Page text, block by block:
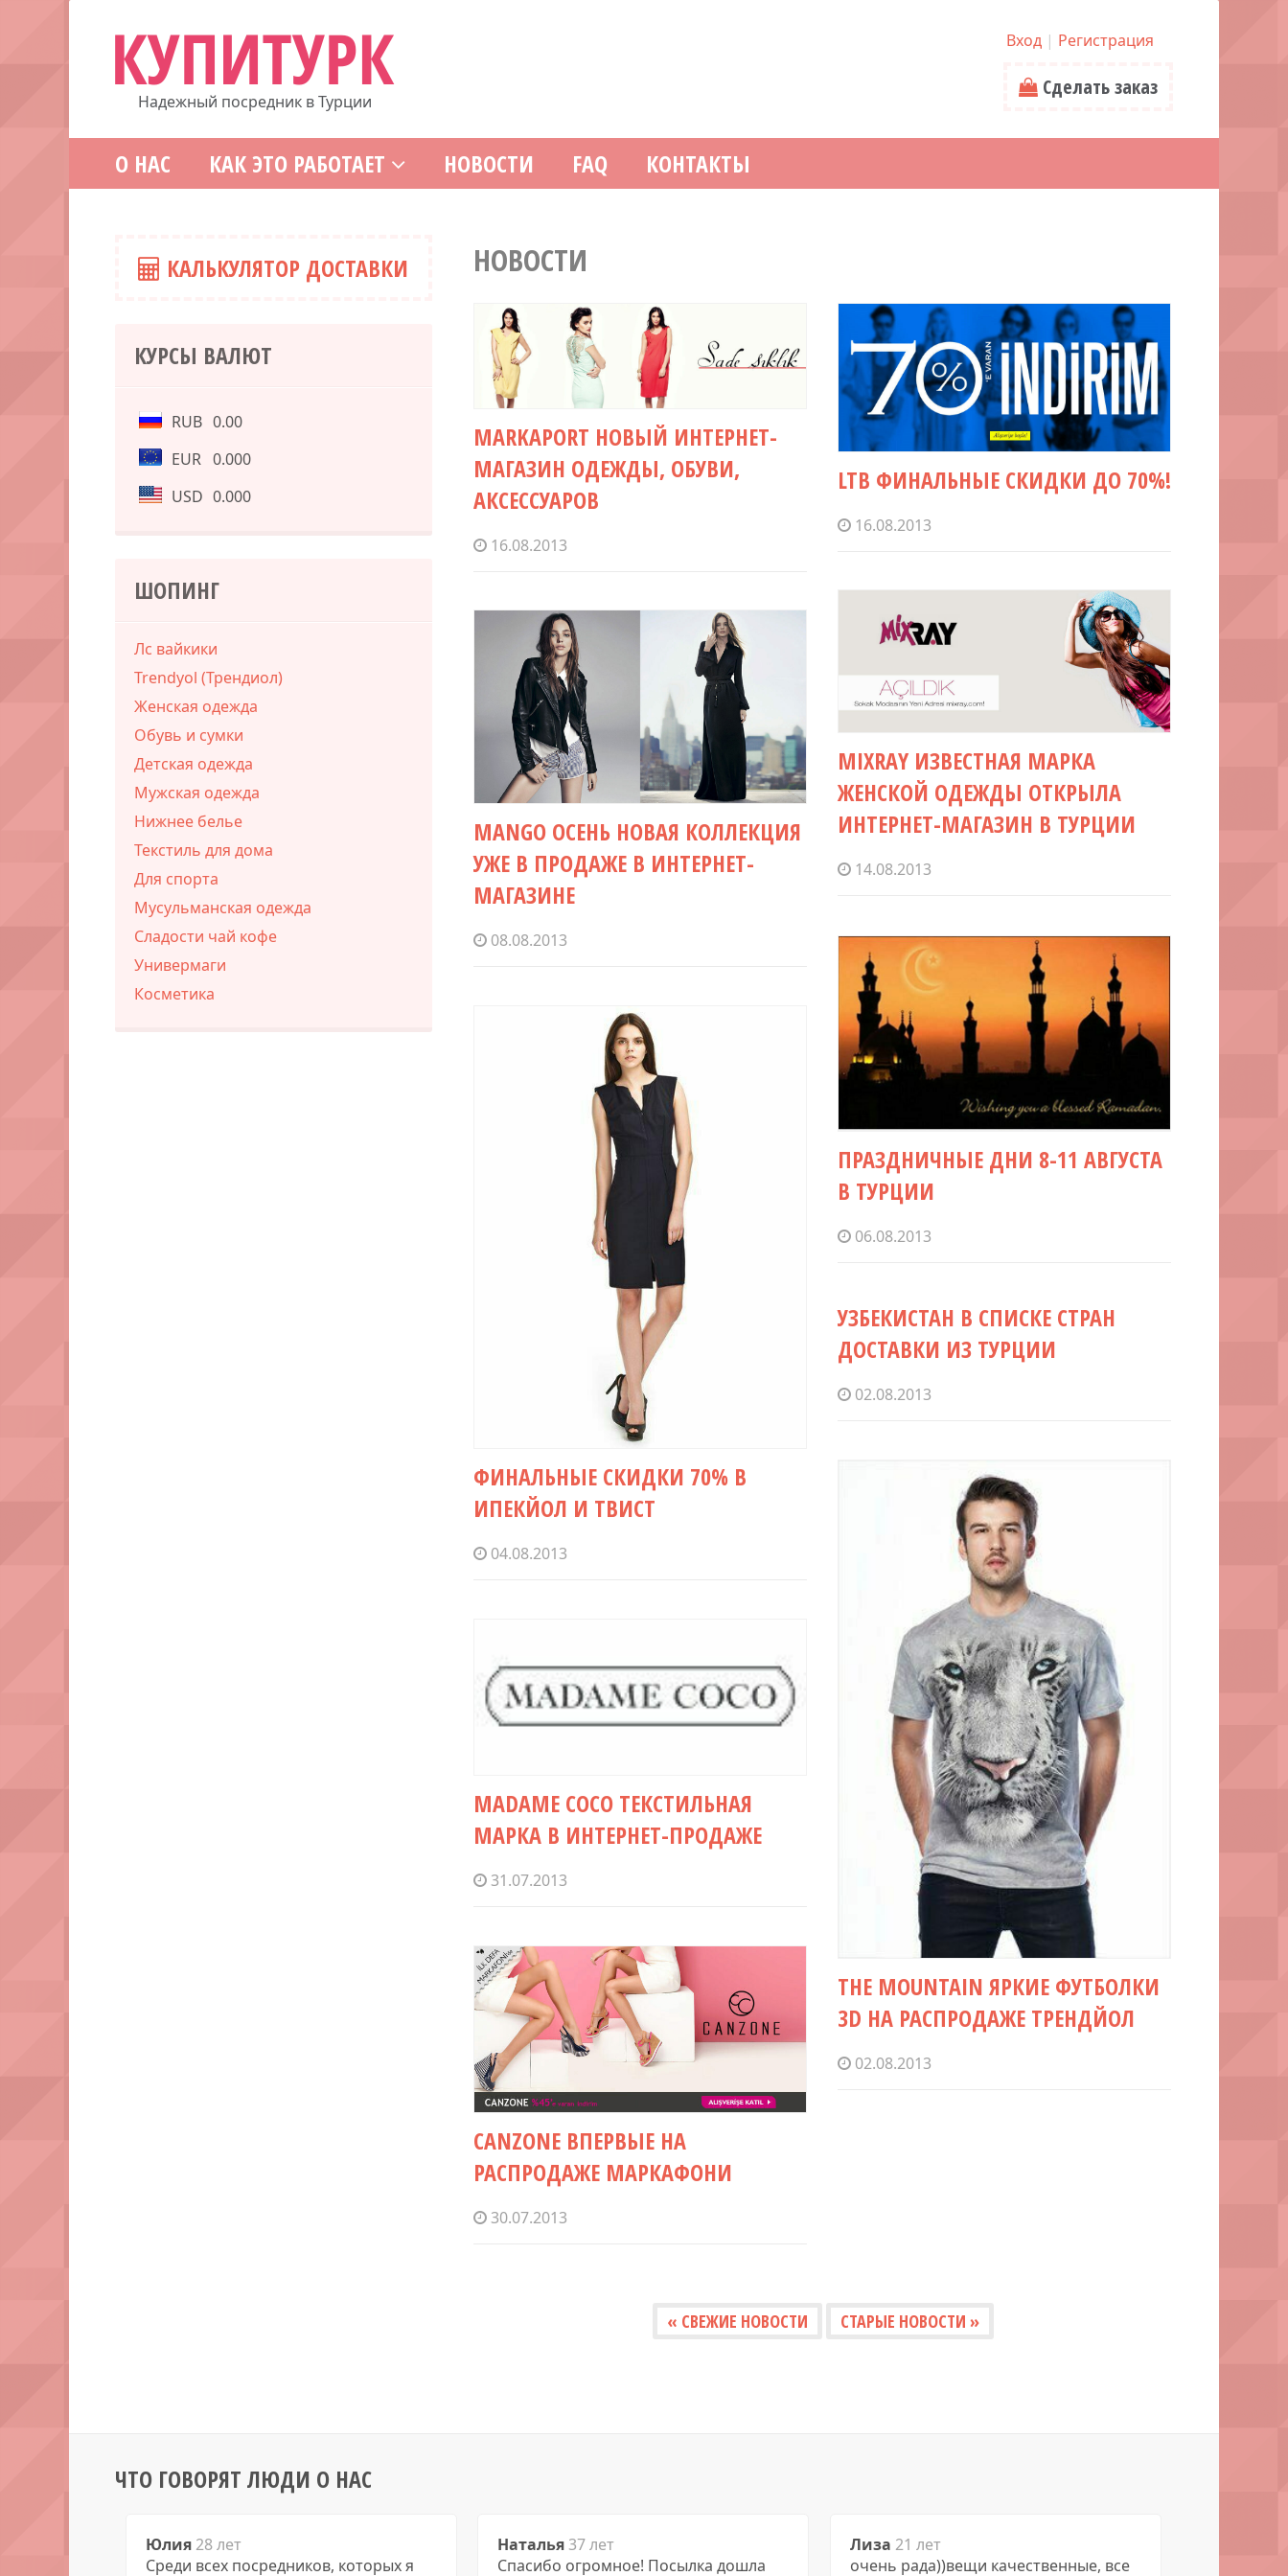
Надежный посредник в Турции
Вход | Регистрация
Сделать заказ
О НАС КАК ЭТО РАБОТАЕТ НОВОСТИ FAQ КОНТАКТЫ
НОВОСТИ
MARKAPORT НОВЫЙ ИНТЕРНЕТ-
МАГАЗИН ОДЕЖДЫ, ОБУВИ,
АКСЕССУАРОВ
16.08.2013
LTB ФИНАЛЬНЫЕ СКИДКИ ДО 70%!
16.08.2013
MIXRAY ИЗВЕСТНАЯ МАРКА
ЖЕНСКОЙ ОДЕЖДЫ ОТКРЫЛА
ИНТЕРНЕТ-МАГАЗИН В ТУРЦИИ
14.08.2013
MANGO ОСЕНЬ НОВАЯ КОЛЛЕКЦИЯ
УЖЕ В ПРОДАЖЕ В ИНТЕРНЕТ-
МАГАЗИНЕ
08.08.2013
ПРАЗДНИЧНЫЕ ДНИ 8-11 АВГУСТА
В ТУРЦИИ
06.08.2013
ФИНАЛЬНЫЕ СКИДКИ 70% В
ИПЕКЙОЛ И ТВИСТ
04.08.2013
УЗБЕКИСТАН В СПИСКЕ СТРАН
ДОСТАВКИ ИЗ ТУРЦИИ
02.08.2013
THE MOUNTAIN ЯРКИЕ ФУТБОЛКИ
3D НА РАСПРОДАЖЕ ТРЕНДЙОЛ
02.08.2013
MADAME COCO ТЕКСТИЛЬНАЯ
МАРКА В ИНТЕРНЕТ-ПРОДАЖЕ
31.07.2013
CANZONE ВПЕРВЫЕ НА
РАСПРОДАЖЕ МАРКАФОНИ
30.07.2013
« СВЕЖИЕ НОВОСТИ СТАРЫЕ НОВОСТИ »
КАЛЬКУЛЯТОР ДОСТАВКИ
КУРСЫ ВАЛЮТ
RUB 0.00
EUR 0.000
USD 0.000
ШОПИНГ
Лс вайкики
Trendyol (Трендиол)
Женская одежда
Обувь и сумки
Детская одежда
Мужская одежда
Нижнее белье
Текстиль для дома
Для спорта
Мусульманская одежда
Сладости чай кофе
Универмаги
Косметика
ЧТО ГОВОРЯТ ЛЮДИ О НАС
Юлия 28 лет
Среди всех посредников, которых я
Наталья37 лет
Спасибо огромное! Посылка дошла
Лиза 21 лет
очень рада))вещи качественные, все